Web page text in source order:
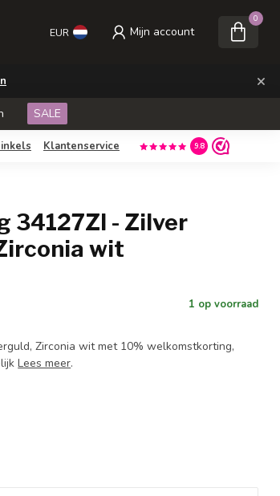
×
EUR Mijn account
0
SALE
Klantenservice 9.8
34127ZI - Zilver
wit
1 op voorraad
Zirconia wit met 10% welkomstkorting,
Lees meer.